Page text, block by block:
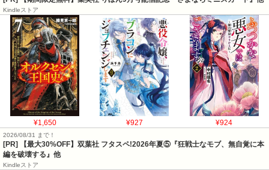
Kindleストア
¥1,650 ¥927 ¥924
2026/08/31 まで！
[PR] 【最大30%OFF】双葉社 フタスペ!2026年夏⑤『狂戦士なモブ、無自覚に本
編を破壊する』他
Kindleストア